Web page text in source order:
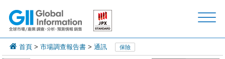
首頁 >市場調查報告書 >通訊 保險